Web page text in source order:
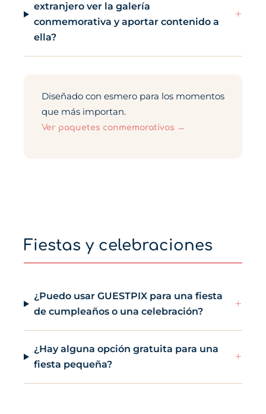
extranjero ver la galería
conmemorativa y aportar contenido a
ella?
+
Diseñado con esmero para los momentos
que más importan.
Ver paquetes conmemorativos →
Fiestas y celebraciones
¿Puedo usar GUESTPIX para una fiesta
de cumpleaños o una celebración?
+
¿Hay alguna opción gratuita para una
fiesta pequeña?
+